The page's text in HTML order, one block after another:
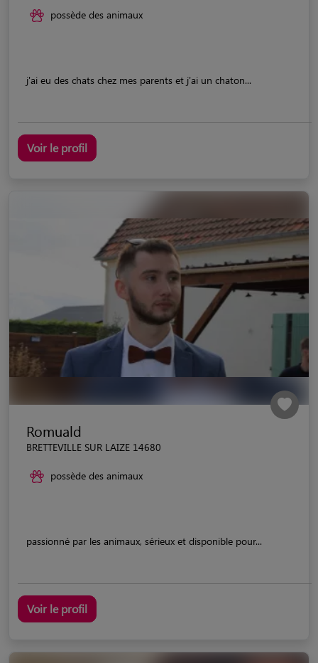
possède des animaux
j'ai eu des chats chez mes parents et j'ai un chaton...
Voir le profil
Romuald
BRETTEVILLE SUR LAIZE 14680
possède des animaux
passionné par les animaux, sérieux et disponible pour...
Voir le profil